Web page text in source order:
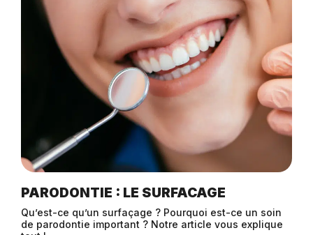
PARODONTIE : LE SURFACAGE
Qu’est-ce qu’un surfaçage ? Pourquoi est-ce un soin
de parodontie important ? Notre article vous explique